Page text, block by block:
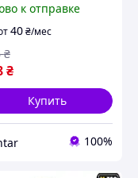
молле
205
к отправке
40₴/мес
₴
₴
Купить
100%